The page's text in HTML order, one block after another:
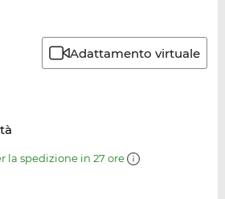
Adattamento virtuale
la spedizione in 27 ore